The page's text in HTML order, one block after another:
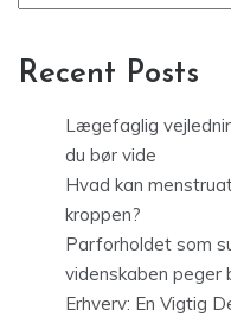
Recent Posts
Lægefaglig
du bør vide
Hvad kan
kroppen?
Parforholdet som
videnskaben peger
Erhverv: En Vigtig